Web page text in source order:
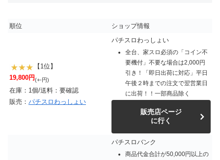
順位 ショップ情報
【1位】
19,800円(+-円)
在庫：1個/送料：要確認
販売： パチスロわっしょい
パチスロわっしょい
全台、家スロ必須の「コイン不
要機付」不要な場合は2,000円
引き！「即日出荷に対応」平日
午後２時までの注文で翌営業日
に出荷！！一部商品除く
販売店ページ
に行く
パチスロバンク
商品代金合計が50,000円以上の